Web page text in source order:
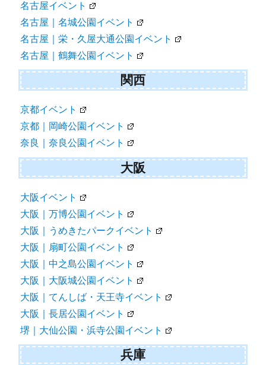
名古屋イベント
名古屋｜名城公園イベント
名古屋｜栄・久屋大通公園イベント
名古屋｜鶴舞公園イベント
関西
京都イベント
京都｜岡崎公園イベント
奈良｜奈良公園イベント
大阪
大阪イベント
大阪｜万博公園イベント
大阪｜うめきたパークイベント
大阪｜扇町公園イベント
大阪｜中之島公園イベント
大阪｜大阪城公園イベント
大阪｜てんしば・天王寺イベント
大阪｜長居公園イベント
堺｜大仙公園・浜寺公園イベント
兵庫